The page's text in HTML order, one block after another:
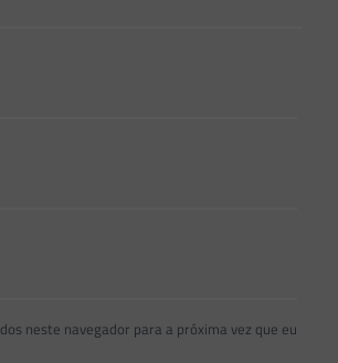
neste navegador para a próxima vez que eu